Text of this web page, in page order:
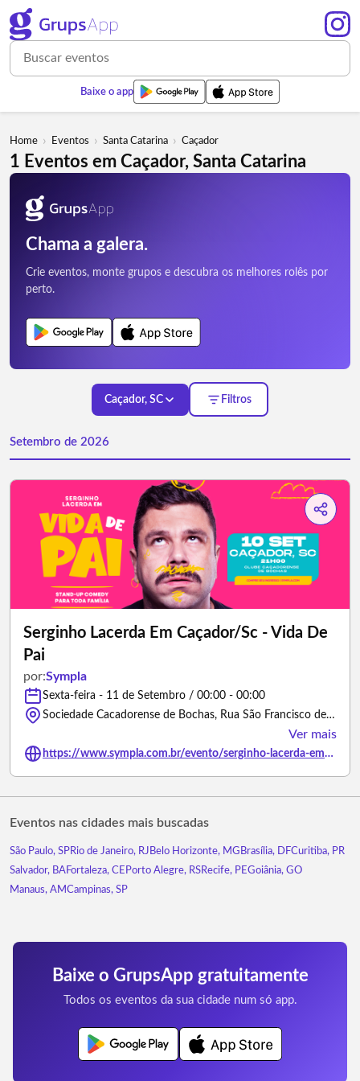
Baixe o app
Home › Eventos › Santa Catarina › Caçador
1 Eventos em Caçador, Santa Catarina
Chama a galera.
Crie eventos, monte grupos e descubra os melhores rolês por
perto.
Caçador, SC Filtros
Setembro de 2026
Serginho Lacerda Em Caçador/Sc - Vida De
Pai
por:Sympla
Sexta-feira - 11 de Setembro / 00:00 - 00:00
Sociedade Cacadorense de Bochas, Rua São Francisco de Assis - Caçador/Santa Catarina
Ver mais
https://www.sympla.com.br/evento/serginho-lacerda-em-cacador-sc-vida-de-pai/3377978
Eventos nas cidades mais buscadas
São Paulo, SPRio de Janeiro, RJ Belo Horizonte, MG Brasília, DFCuritiba, PR
Salvador, BAFortaleza, CE Porto Alegre, RSRecife, PEGoiânia, GO
Manaus, AMCampinas, SP
Baixe o GrupsApp gratuitamente
Todos os eventos da sua cidade num só app.